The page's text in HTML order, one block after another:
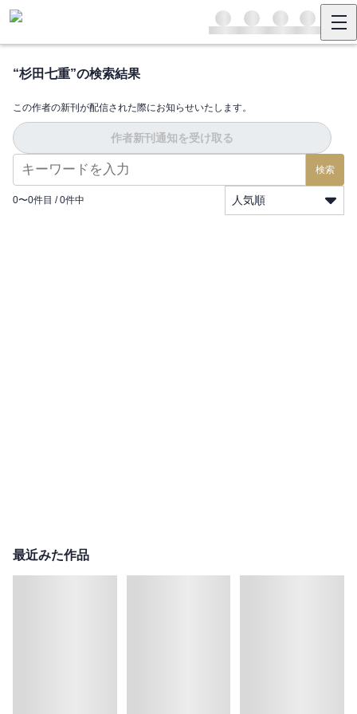
“杉田七重”の検索結果
この作者の新刊が配信された際にお知らせいたします。
作者新刊通知を受け取る
検索
0〜0件目 / 0件中 人気順
最近みた作品